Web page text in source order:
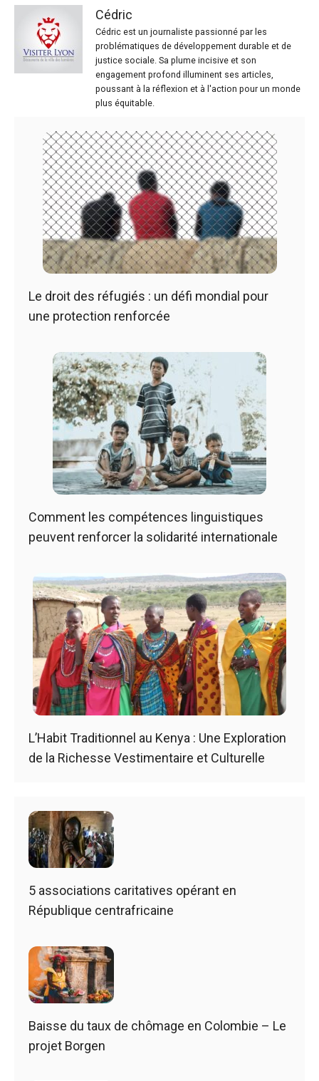
Cédric
Cédric est un journaliste passionné par les
problématiques de développement durable et de
justice sociale. Sa plume incisive et son
engagement profond illuminent ses articles,
poussant à la réflexion et à l'action pour un monde
plus équitable.
Le droit des réfugiés : un défi mondial pour
une protection renforcée
Comment les compétences linguistiques
peuvent renforcer la solidarité internationale
L’Habit Traditionnel au Kenya : Une Exploration
de la Richesse Vestimentaire et Culturelle
5 associations caritatives opérant en
République centrafricaine
Baisse du taux de chômage en Colombie – Le
projet Borgen